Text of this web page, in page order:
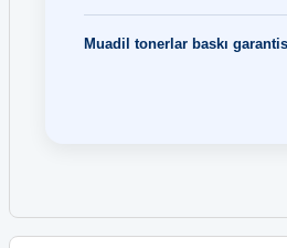
Muadil tonerlar baskı